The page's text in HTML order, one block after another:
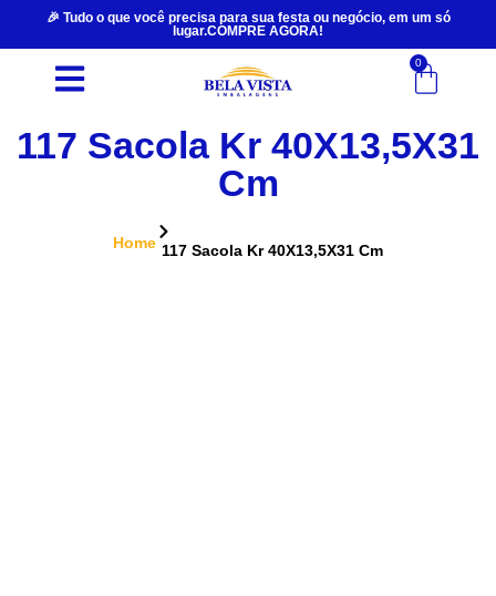
🎉 Tudo o que você precisa para sua festa ou negócio, em um só
lugar.COMPRE AGORA!
0
117 Sacola Kr 40X13,5X31
Cm
Home 117 Sacola Kr 40X13,5X31 Cm